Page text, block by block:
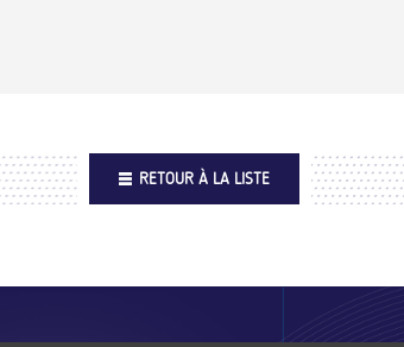
RETOUR À LA LISTE
Footer